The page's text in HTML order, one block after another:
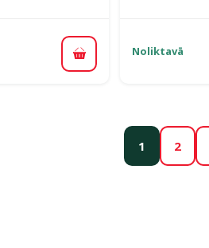
Pievienot grozam
Noliktavā
1 2